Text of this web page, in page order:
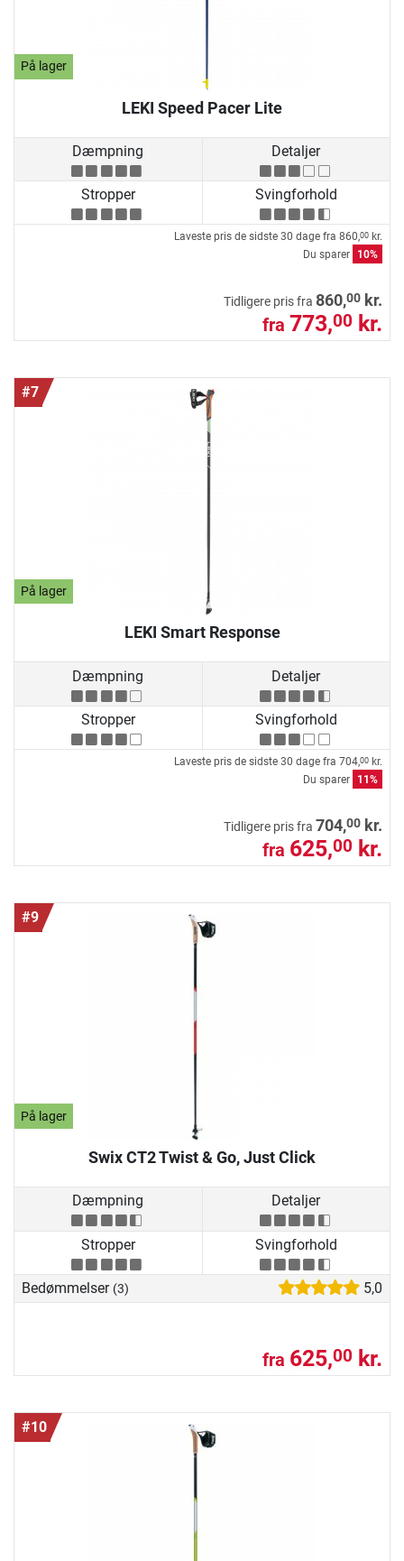
På lager
LEKI Speed Pacer Lite
Dæmpning Detaljer
Stropper Svingforhold
Laveste pris de sidste 30 dage fra 860,00 kr.
Du sparer
10%
Tidligere pris fra 860,00 kr.
fra 773,00 kr.
#7
På lager
LEKI Smart Response
Dæmpning Detaljer
Stropper Svingforhold
Laveste pris de sidste 30 dage fra 704,00 kr.
Du sparer
11%
Tidligere pris fra 704,00 kr.
fra 625,00 kr.
#9
På lager
Swix CT2 Twist & Go, Just Click
Dæmpning Detaljer
Stropper Svingforhold
Bedømmelser (3) 5,0
fra 625,00 kr.
#10